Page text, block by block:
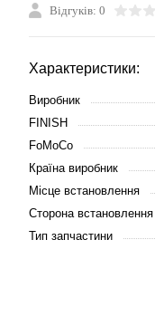
Відгуків: 0
Характеристики:
Виробник
FINISH
FoMoCo
Країна виробник
Місце встановлення
Сторона встановлення
Тип запчастини